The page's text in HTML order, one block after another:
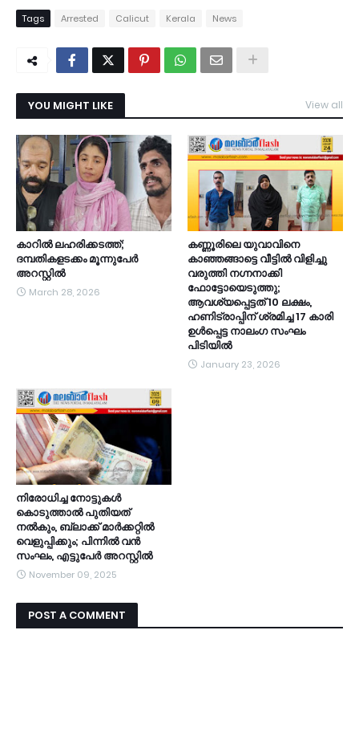
Tags Arrested Calicut Kerala News
YOU MIGHT LIKE View all
കാറിൽ ലഹരിക്കടത്ത്;
ദമ്പതികളടക്കം മൂന്നുപേർ
അറസ്റ്റിൽ
March 28, 2026
കണ്ണൂരിലെ യുവാവിനെ
കാഞ്ഞങ്ങാട്ടെ വീട്ടിൽ വിളിച്ചു
വരുത്തി നഗ്നനാക്കി
ഫോട്ടോയെടുത്തു;
ആവശ്യപ്പെട്ടത് 10 ലക്ഷം,
ഹണിട്രാപ്പിന് ശ്രമിച്ച 17 കാരി
ഉൾപ്പെട്ട നാലംഗ സംഘം
പിടിയിൽ
January 23, 2026
നിരോധിച്ച നോട്ടുകൾ
കൊടുത്താൽ പുതിയത്
നൽകും, ബ്ലാക്ക് മാർക്കറ്റിൽ
വെളുപ്പിക്കും; പിന്നിൽ വൻ
സംഘം, എട്ടുപേർ അറസ്റ്റിൽ
November 09, 2025
POST A COMMENT